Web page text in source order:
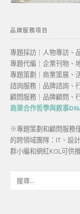
品牌服務項目
專題採訪｜人物專訪、
專題代編｜企業刊物、
專題策劃｜商業策展、
諮詢服務｜品牌諮詢、
顧問服務｜品牌顧問、
商業合作哲學與敘事
※專題策劃和顧問服務
的跨領域團隊：IT、設
群小編和網紅KOL可供